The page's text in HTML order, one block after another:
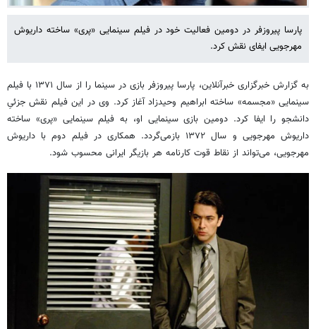
پارسا پیروزفر در دومین فعالیت خود در فیلم سینمایی «پری» ساخته داریوش
مهرجویی ایفای نقش کرد.
به گزارش خبرگزاری خبرآنلاین، پارسا پیروزفر بازی در سینما را از سال ۱۳۷۱ با فیلم
سینمایی «مجسمه» ساخته ابراهیم وحیدزاد آغاز کرد. وی در این فیلم نقش جزئیِ
دانشجو را ایفا کرد. دومین بازی سینمایی او، به فیلم سینمایی «پری» ساخته
داریوش مهرجویی و سال ۱۳۷۲ بازمی‌گردد. همکاری در فیلم دوم با داریوش
مهرجویی، می‌تواند از نقاط قوت کارنامه هر بازیگر ایرانی محسوب شود.